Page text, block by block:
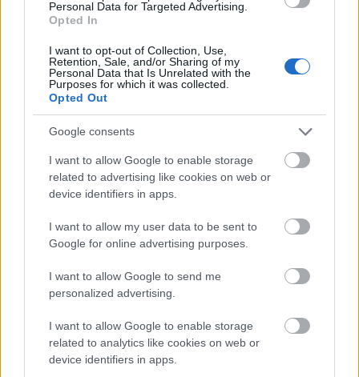
Personal Data for Targeted Advertising.
Opted In
I want to opt-out of Collection, Use,
Retention, Sale, and/or Sharing of my
Personal Data that Is Unrelated with the
Purposes for which it was collected.
Opted Out
Google consents
I want to allow Google to enable storage
related to advertising like cookies on web or
device identifiers in apps.
I want to allow my user data to be sent to
Google for online advertising purposes.
I want to allow Google to send me
personalized advertising.
I want to allow Google to enable storage
related to analytics like cookies on web or
device identifiers in apps.
ifjúsági film fődíjáról idén is gyerekzsűri dönt!
A rövidfilmes zsűri tagjai:
Mieke de Jong holland forgatókönyvíró, számos
sikeres nagyjátékfilm és sorozat, köztük a Téli
háború című mozifilm írója;
Dombrovszky Linda, a Golden Globe-jelölt
Pilátus rendezője;
Mátyássy Áron, a Víkend című film és a magyar
HBO Aranyélet című sorozatának rendezője.
Az animációs zsűri tagjai:
Osváth Gábor, a Foglyok, a Kilakoltatás és a
Nagykarácsony című filmek, valamit a
Hajótöröttek című animációs sorozat
producere;
Kreif Zsuzsanna, a Candide című animációs
sorozat rendezője,